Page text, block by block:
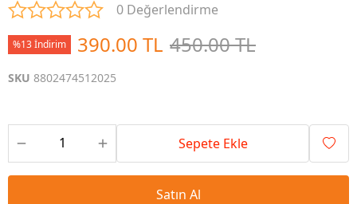
0 Değerlendirme
%13 İndirim 390.00 TL 450.00 TL
SKU 8802474512025
Sepete Ekle
Satın Al